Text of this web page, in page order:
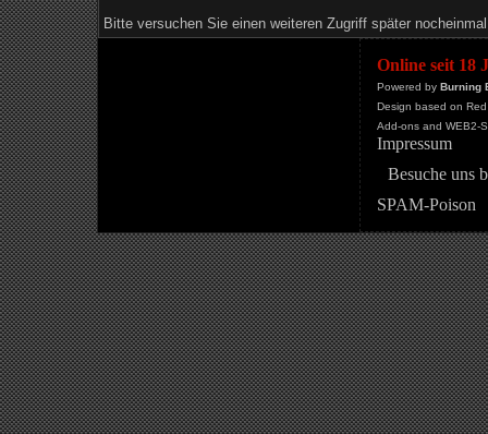
Bitte versuchen Sie einen weiteren Zugriff später
Online seit 18
Powered by Burning
Design based on
Add-ons and WEB2-
Impressum
Besuche uns
SPAM-Poison